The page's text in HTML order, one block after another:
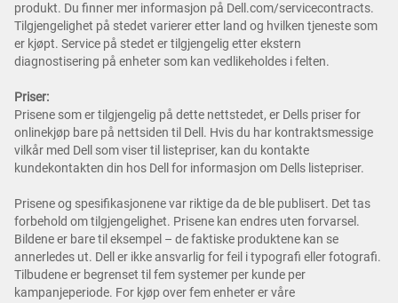
produkt. Du finner mer informasjon på Dell.com/servicecontracts.
Tilgjengelighet på stedet varierer etter land og hvilken tjeneste som
er kjøpt. Service på stedet er tilgjengelig etter ekstern
diagnostisering på enheter som kan vedlikeholdes i felten.
Priser:
Prisene som er tilgjengelig på dette nettstedet, er Dells priser for
onlinekjøp bare på nettsiden til Dell. Hvis du har kontraktsmessige
vilkår med Dell som viser til listepriser, kan du kontakte
kundekontakten din hos Dell for informasjon om Dells listepriser.
Prisene og spesifikasjonene var riktige da de ble publisert. Det tas
forbehold om tilgjengelighet. Prisene kan endres uten forvarsel.
Bildene er bare til eksempel – de faktiske produktene kan se
annerledes ut. Dell er ikke ansvarlig for feil i typografi eller fotografi.
Tilbudene er begrenset til fem systemer per kunde per
kampanjeperiode. For kjøp over fem enheter er våre